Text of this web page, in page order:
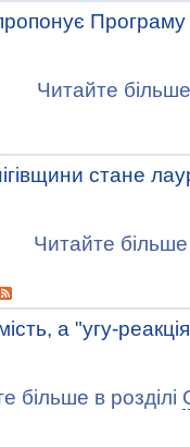
Читайте
стане
Читайте більше
а "угу-
більше в розділі